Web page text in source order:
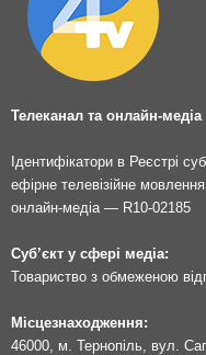
Телеканал та онлайн-медіа
Ідентифікатори в Реєстрі
ефірне телевізійне
онлайн-медіа — R10-02185
Суб’єкт у сфері медіа:
Товариство з обмеженою
Місцезнаходження:
46000, м. Тернопіль, вул.